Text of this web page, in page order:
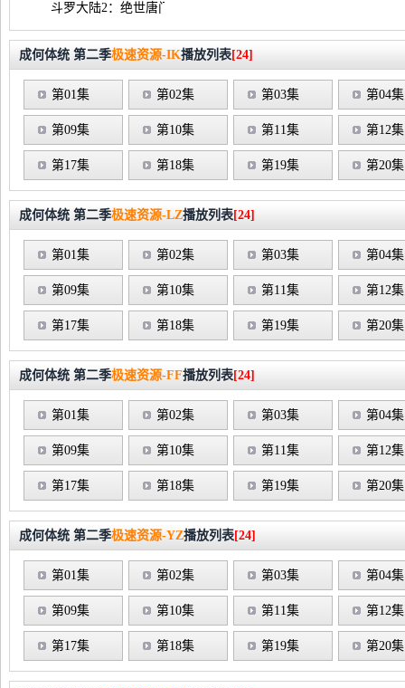
开局氪成大神 动态漫画
斗罗大陆2：绝世唐门
成何体统 第二季极速资源-IK播放列表[24]
第01集 第02集 第03集 第04集
第09集 第10集 第11集 第12集
第17集 第18集 第19集 第20集
成何体统 第二季极速资源-LZ播放列表[24]
第01集 第02集 第03集 第04集
第09集 第10集 第11集 第12集
第17集 第18集 第19集 第20集
成何体统 第二季极速资源-FF播放列表[24]
第01集 第02集 第03集 第04集
第09集 第10集 第11集 第12集
第17集 第18集 第19集 第20集
成何体统 第二季极速资源-YZ播放列表[24]
第01集 第02集 第03集 第04集
第09集 第10集 第11集 第12集
第17集 第18集 第19集 第20集